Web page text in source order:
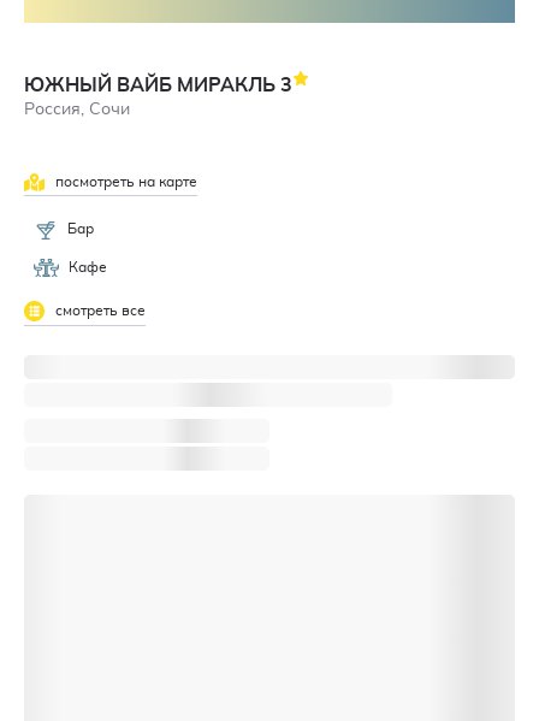
ЮЖНЫЙ ВАЙБ МИРАКЛЬ 3
Россия, Сочи
посмотреть на карте
Бар
Кафе
смотреть все